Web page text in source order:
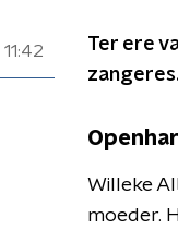
11:42
Ter ere
Willeke
moeder.